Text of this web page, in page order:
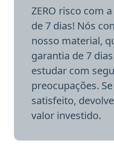
ZERO risco com
de 7 dias! Nós
nosso material,
garantia de 7
estudar com
preocupações.
satisfeito,
valor investido.